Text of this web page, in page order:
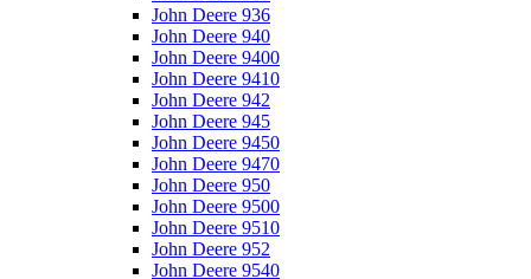
John Deere 936
John Deere 940
John Deere 9400
John Deere 9410
John Deere 942
John Deere 945
John Deere 9450
John Deere 9470
John Deere 950
John Deere 9500
John Deere 9510
John Deere 952
John Deere 9540